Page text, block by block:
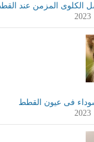
الكلوى المزمن عند
فى عيون القطط